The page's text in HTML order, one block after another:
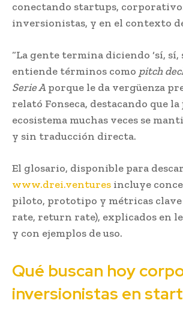
conectando startups,
inversionistas, y en el contexto
“La gente termina diciendo ‘sí, sí,
entiende términos como pitch
Serie A porque le da vergüenza
relató Fonseca, destacando que
ecosistema muchas veces se
y sin traducción directa.
El glosario, disponible para
www.drei.ventures incluye
piloto, prototipo y métricas clave
rate, return rate), explicados en
y con ejemplos de uso.
Qué buscan hoy
inversionistas en